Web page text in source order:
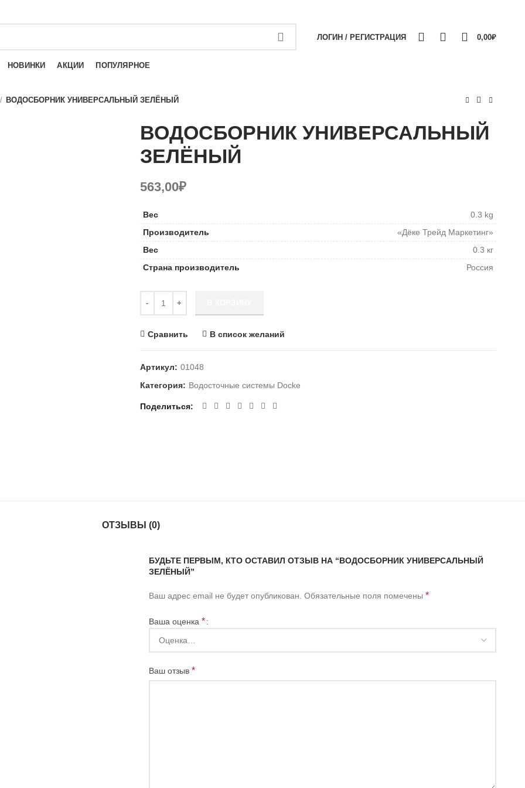
ЛОГИН / РЕГИСТРАЦИЯ 0,00₽
НОВИНКИ АКЦИИ ПОПУЛЯРНОЕ
ВОДОСБОРНИК УНИВЕРСАЛЬНЫЙ ЗЕЛЁНЫЙ
ВОДОСБОРНИК УНИВЕРСАЛЬНЫЙ
ЗЕЛЁНЫЙ
563,00₽
Вес
0.3 kg
Производитель
«Дёке Трейд Маркетинг»
Вес
0.3 кг
Страна производитель
Россия
Сравнить В список желаний
Артикул: 01048
Категория: Водосточные системы Docke
Поделиться
ОТЗЫВЫ (0)
БУДЬТЕ ПЕРВЫМ, КТО ОСТАВИЛ ОТЗЫВ НА “ВОДОСБОРНИК УНИВЕРСАЛЬНЫЙ
ЗЕЛЁНЫЙ”
Ваш адрес email не будет опубликован. Обязательные поля помечены *
Ваша оценка *
Ваш отзыв *